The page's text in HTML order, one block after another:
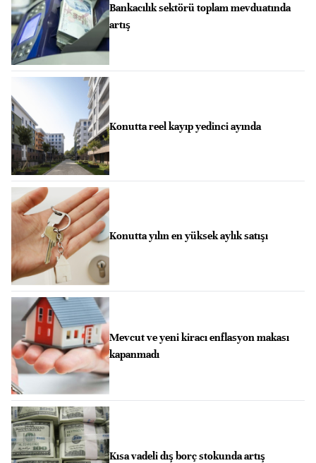
Bankacılık sektörü toplam mevduatında
artış
Konutta reel kayıp yedinci ayında
Konutta yılın en yüksek aylık satışı
Mevcut ve yeni kiracı enflasyon makası
kapanmadı
Kısa vadeli dış borç stokunda artış